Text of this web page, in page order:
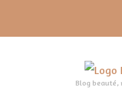
Blog beauté,